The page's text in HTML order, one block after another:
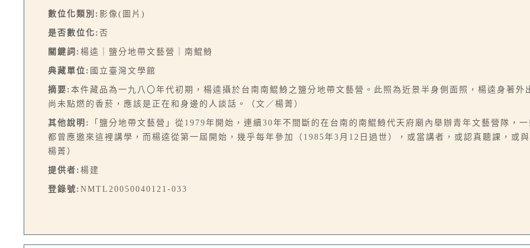
數位化類別: 影像(圖片)
是否數位化: 否
關鍵詞: 楊逵｜鹽分地帶文藝營｜南鯤鯓
典藏單位: 國立臺灣文學館
摘要: 本件藏品為一九八〇年代初期，楊逵攝於台南南鯤鯓之鹽分地帶文藝營。此照為近景半身側面照，楊逵身著
尚未點燃的香菸，應該是正在和身邊的人談話。（文／楊菁）
其他說明:
「鹽分地帶文藝營」從1979年開始，連續30年不間斷的在台南的南鯤鯓代天府廟內舉辦青年文藝營隊，
都曾應邀來這裡講學，而楊逵從第一屆開始，幾乎每年參加（1985年3月12日過世），或當講者，或認真聽課，或
楊菁）
提供者: 楊建
登錄號: NMTL20050040121-033